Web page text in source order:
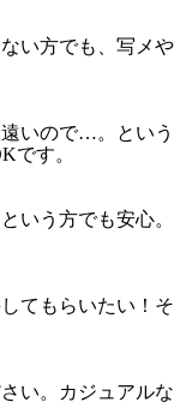
い方でも、写メや
いので…。という
です。
いう方でも安心。
てもらいたい！そ
い。カジュアルな